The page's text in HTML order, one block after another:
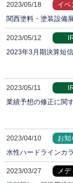
2023/05/18
イベ
関西塗料・塗装設備
2023/05/12
2023年3月期決算短
2023/05/11
業績予想の修正に関
2023/04/10
お知
水性ハードラインカ
2023/03/27
メデ